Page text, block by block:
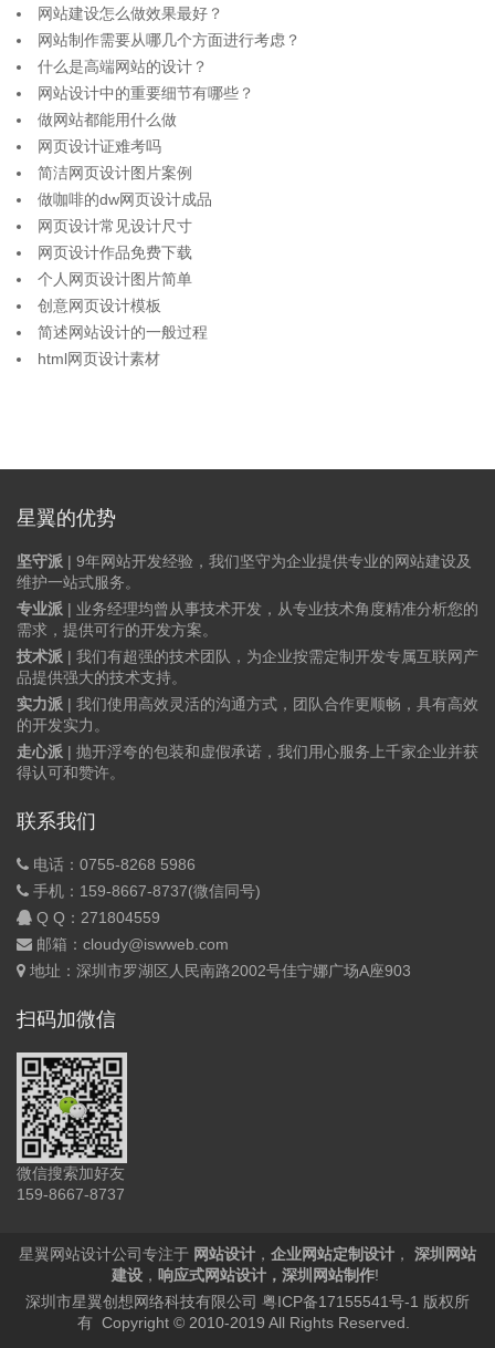
网站建设怎么做效果最好？
网站制作需要从哪几个方面进行考虑？
什么是高端网站的设计？
网站设计中的重要细节有哪些？
做网站都能用什么做
网页设计证难考吗
简洁网页设计图片案例
做咖啡的dw网页设计成品
网页设计常见设计尺寸
网页设计作品免费下载
个人网页设计图片简单
创意网页设计模板
简述网站设计的一般过程
html网页设计素材
星翼的优势
坚守派 | 9年网站开发经验，我们坚守为企业提供专业的网站建设及
维护一站式服务。
专业派 | 业务经理均曾从事技术开发，从专业技术角度精准分析您的
需求，提供可行的开发方案。
技术派 | 我们有超强的技术团队，为企业按需定制开发专属互联网产
品提供强大的技术支持。
实力派 | 我们使用高效灵活的沟通方式，团队合作更顺畅，具有高效
的开发实力。
走心派 | 抛开浮夸的包装和虚假承诺，我们用心服务上千家企业并获
得认可和赞许。
联系我们
电话：0755-8268 5986
手机：159-8667-8737(微信同号)
Q Q： 271804559
邮箱：cloudy@iswweb.com
地址：深圳市罗湖区人民南路2002号佳宁娜广场A座903
扫码加微信
微信搜索加好友
159-8667-8737
星翼网站设计公司专注于 网站设计 ， 企业网站定制设计 ，
深圳网站
建设 ， 响应式网站设计 ， 深圳网站制作!
深圳市星翼创想网络科技有限公司 粤ICP备17155541号-1 版权所
有 Copyright © 2010-2019 All Rights Reserved.